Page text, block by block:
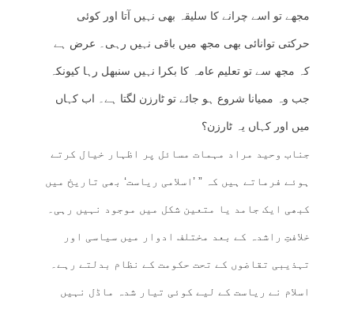
مجھے تو اسے چرانے کا سلیقہ بھی نہیں آتا اور کوئی
حرکتی توانائی بھی مجھ میں باقی نہیں رہی۔ عرض ہے
کہ مجھ سے تو تعلیم عامہ کا بکرا نہیں سنبھل رہا کیونکہ
جب وہ ممیانا شروع ہو جائے تو ٹارزن لگتا ہے۔ اب کہاں
میں اور کہاں یہ ٹارزن؟
جناب وحید مراد مہمات مسائل پر اظہار خیال کرتے
ہوئے فرماتے ہیں کہ ” ’اسلامی ریاست‘ بھی تاریخ میں
کبھی ایک جامد یا متعین شکل میں موجود نہیں رہی۔
خلافتِ راشدہ کے بعد مختلف ادوار میں سیاسی اور
تہذیبی تقاضوں کے تحت حکومت کے نظام بدلتے رہے۔
اسلام نے ریاست کے لیے کوئی تیار شدہ ماڈل نہیں